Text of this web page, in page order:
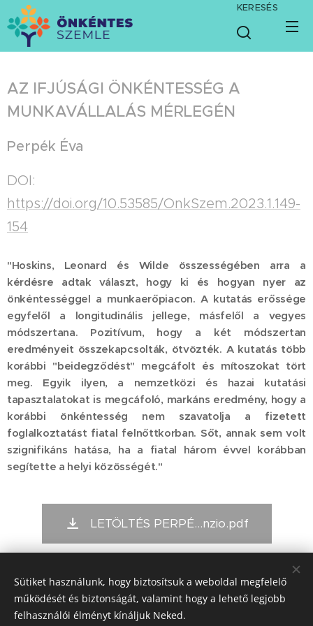
KERESÉS
AZ IFJÚSÁGI ÖNKÉNTESSÉG A
MUNKAVÁLLALÁS MÉRLEGÉN
Perpék Éva
DOI:
https://doi.org/10.53585/OnkSzem.2023.1.149-
154
"Hoskins, Leonard és Wilde összességében arra a
kérdésre adtak választ, hogy ki és hogyan nyer az
önkéntességgel a munkaerőpiacon. A kutatás erőssége
egyfelől a longitudinális jellege, másfelől a vegyes
módszertana. Pozitívum, hogy a két módszertan
eredményeit összekapcsolták, ötvözték. A kutatás több
korábbi "beidegződést" megcáfolt és mítoszokat tört
meg. Egyik ilyen, a nemzetközi és hazai kutatási
tapasztalatokat is megcáfoló, markáns eredmény, hogy a
korábbi önkéntesség nem szavatolja a fizetett
foglalkoztatást fiatal felnőttkorban. Sőt, annak sem volt
szignifikáns hatása, ha a fiatal három évvel korábban
segítette a helyi közösségét."
LETÖLTÉS PERPÉ...nzio.pdf
Kiadó:
Alapítvány a Magyar Önkéntesség Fejlesztéséért
(1024. Budapest, Buday L. u.5/b)
Sütiket használunk, hogy biztosítsuk a weboldal megfelelő
működését és biztonságát, valamint hogy a lehető legjobb
felhasználói élményt kínáljuk Neked.